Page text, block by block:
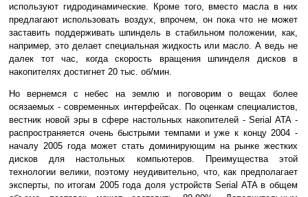
используют гидродинамические. Кроме того, вместо масла в них
предлагают использовать воздух, впрочем, он пока что не может
заставить поддерживать шпиндель в стабильном положении, как,
например, это делает специальная жидкость или масло. А ведь не
далек тот час, когда скорость вращения шпинделя дисков в
накопителях достигнет 20 тыс. об/мин.
Но вернемся с небес на землю и поговорим о вещах более
осязаемых - современных интерфейсах. По оценкам специалистов,
вестник новой эры в сфере настольных накопителей - Serial ATA -
распространяется очень быстрыми темпами и уже к концу 2004 -
началу 2005 года может стать доминирующим на рынке жестких
дисков для настольных компьютеров. Преимущества этой
технологии велики, поэтому неудивительно, что, как предполагает
эксперты, по итогам 2005 года доля устройств Serial ATA в общем